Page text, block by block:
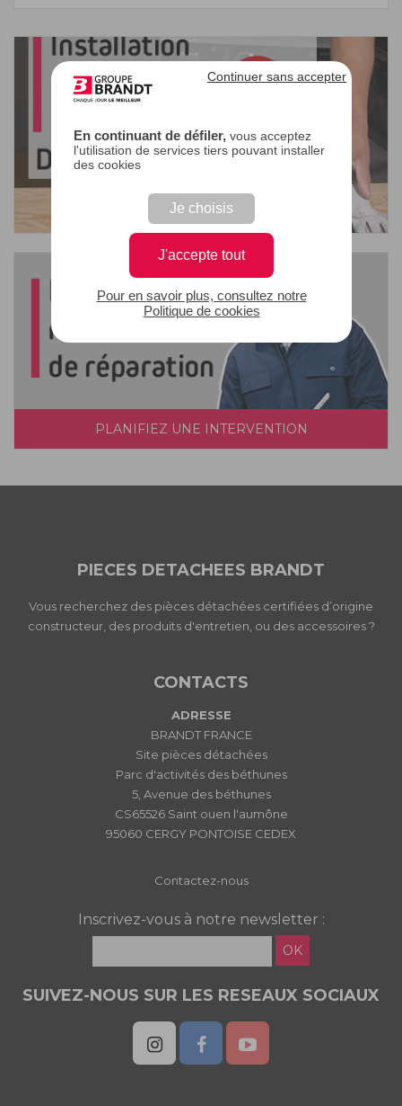
En continuant de défiler,vous acceptez
l'utilisation de services tiers pouvant installer
des cookies
Je choisis
J'accepte tout
Continuer sans accepter
Pour en savoir plus, consultez notre
Politique de cookies
PLANIFIEZ UNE INTERVENTION
PIECES DETACHEES BRANDT
Vous recherchez des pièces détachées certifiées d’origine
constructeur, des produits d'entretien, ou des accessoires ?
CONTACTS
ADRESSE
BRANDT FRANCE
Site pièces détachées
Parc d'activités des béthunes
5, Avenue des béthunes
CS65526 Saint ouen l'aumône
95060 CERGY PONTOISE CEDEX
Contactez-nous
Inscrivez-vous à notre newsletter :
OK
SUIVEZ-NOUS SUR LES RESEAUX SOCIAUX